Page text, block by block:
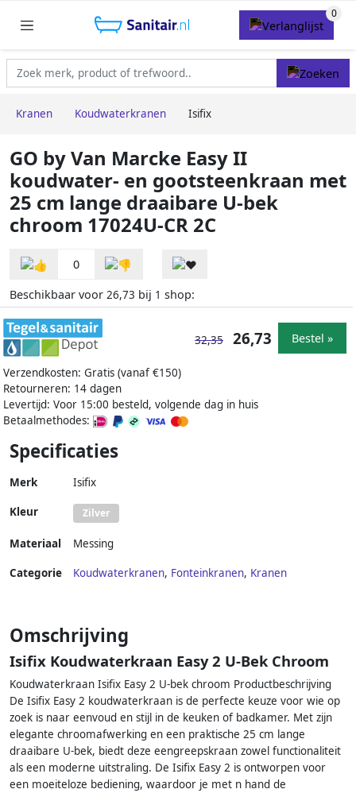
Kranen Koudwaterkranen Isifix
GO by Van Marcke Easy II
koudwater- en gootsteenkraan met
25 cm lange draaibare U-bek
chroom 17024U-CR 2C
0
Beschikbaar voor 26,73 bij 1 shop:
Verzendkosten: Gratis (vanaf €150)
Retourneren: 14 dagen
Levertijd: Voor 15:00 besteld, volgende dag in huis
Betaalmethodes:
32,35 26,73 Bestel »
Specificaties
Merk Isifix
Kleur Zilver
Materiaal Messing
Categorie Koudwaterkranen, Fonteinkranen, Kranen
Omschrijving
Isifix Koudwaterkraan Easy 2 U-Bek Chroom
Koudwaterkraan Isifix Easy 2 U-bek chroom Productbeschrijving
De Isifix Easy 2 koudwaterkraan is de perfecte keuze voor wie op
zoek is naar eenvoud en stijl in de keuken of badkamer. Met zijn
elegante chroomafwerking en een praktische 25 cm lange
draaibare U-bek, biedt deze eengreepskraan zowel functionaliteit
als een moderne uitstraling. De Isifix Easy 2 is ontworpen voor
een moeiteloze bediening, waardoor je met n hand de